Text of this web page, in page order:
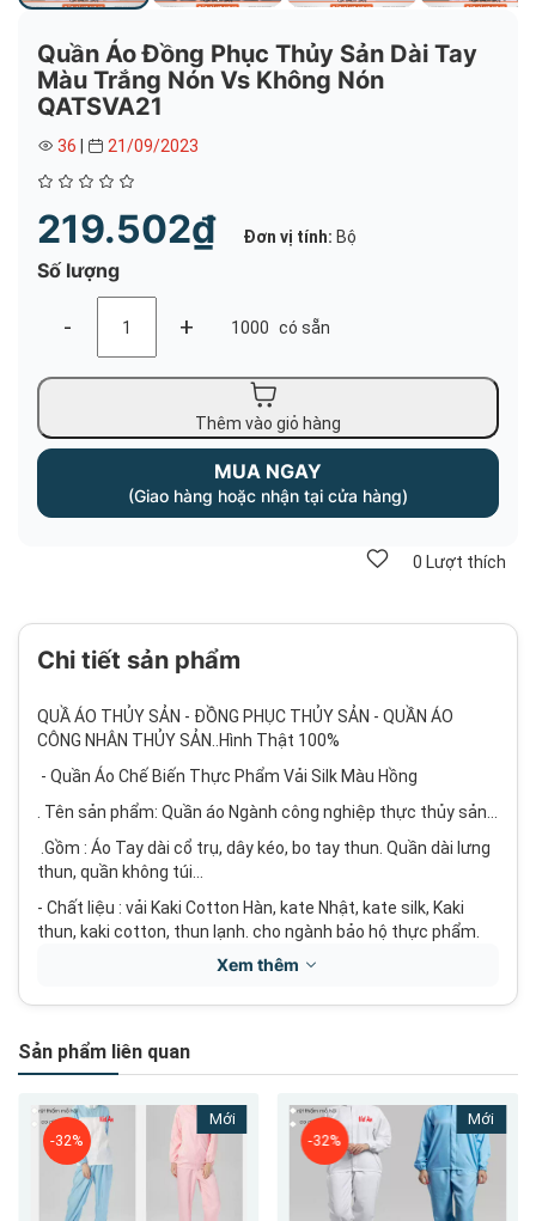
Quần Áo Đồng Phục Thủy Sản Dài Tay
Màu Trắng Nón Vs Không Nón
QATSVA21
36 21/09/2023
219.502₫ Đơn vị tính: Bộ
Số lượng
- + 1000 có sẵn
Thêm vào giỏ hàng
MUA NGAY
(Giao hàng hoặc nhận tại cửa hàng)
0 Lượt thích
Chi tiết sản phẩm
QUẦ ÁO THỦY SẢN - ĐỒNG PHỤC THỦY SẢN - QUẦN ÁO
CÔNG NHÂN THỦY SẢN..Hình Thật 100%
- Quần Áo Chế Biến Thực Phẩm Vải Silk Màu Hồng
. Tên sản phẩm: Quần áo Ngành công nghiệp thực thủy sản...
.Gồm : Áo Tay dài cổ trụ, dây kéo, bo tay thun. Quần dài lưng
thun, quần không túi...
- Chất liệu : vải Kaki Cotton Hàn, kate Nhật, kate silk, Kaki
thun, kaki cotton, thun lạnh. cho ngành bảo hộ thực phẩm.
Mùa hè mặc những bộ quần áo thực phẩm này rất mát mẻ,
sử dụng phổ biến nhất trong lĩnh vực may quần áo bảo hộ
lao động hiện nay.
Xem thêm
Sản phẩm liên quan
Mới
-32%
Mới
-32%